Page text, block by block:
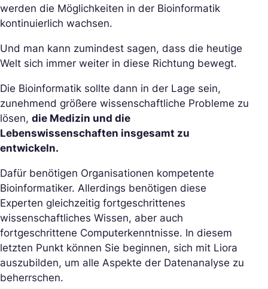
werden die Möglichkeiten in der Bioinformatik
kontinuierlich wachsen.
Und man kann zumindest sagen, dass die heutige
Welt sich immer weiter in diese Richtung bewegt.
Die Bioinformatik sollte dann in der Lage sein,
zunehmend größere wissenschaftliche Probleme zu
lösen, die Medizin und die
Lebenswissenschaften insgesamt zu
entwickeln.
Dafür benötigen Organisationen kompetente
Bioinformatiker. Allerdings benötigen diese
Experten gleichzeitig fortgeschrittenes
wissenschaftliches Wissen, aber auch
fortgeschrittene Computerkenntnisse. In diesem
letzten Punkt können Sie beginnen, sich mit Liora
auszubilden, um alle Aspekte der Datenanalyse zu
beherrschen.